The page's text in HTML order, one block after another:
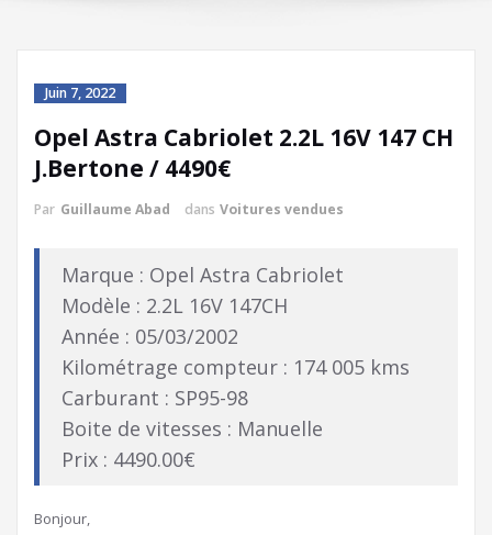
Juin 7, 2022
Opel Astra Cabriolet 2.2L 16V 147 CH
J.Bertone / 4490€
Par Guillaume Abad dans Voitures vendues
Marque : Opel Astra Cabriolet
Modèle : 2.2L 16V 147CH
Année : 05/03/2002
Kilométrage compteur : 174 005 kms
Carburant : SP95-98
Boite de vitesses : Manuelle
Prix : 4490.00€
Bonjour,